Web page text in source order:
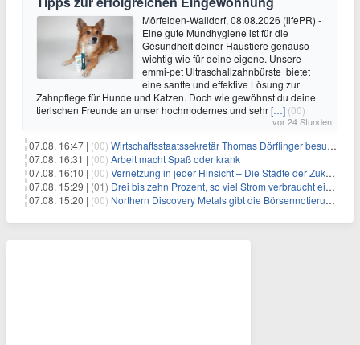
Mörfelden-Walldorf, 08.08.2026 (lifePR) -
Eine gute Mundhygiene ist für die
Gesundheit deiner Haustiere genauso
wichtig wie für deine eigene. Unsere
emmi-pet Ultraschallzahnbürste bietet
eine sanfte und effektive Lösung zur
Zahnpflege für Hunde und Katzen. Doch wie gewöhnst du deine
tierischen Freunde an unser hochmodernes und sehr[…] (00)
vor 24 Stunden
07.08. 16:47 | (00) Wirtschaftsstaatssekretär Thomas Dörflinger besucht Handwerksbetrieb im Kammerbezirk Freiburg
07.08. 16:31 | (00) Arbeit macht Spaß oder krank
07.08. 16:10 | (00) Vernetzung in jeder Hinsicht – Die Städte der Zukunft sind grün-blau
07.08. 15:29 | (01) Drei bis zehn Prozent, so viel Strom verbraucht ein Aufzug im Gebäude
07.08. 15:20 | (00) Northern Discovery Metals gibt die Börsennotierung an der Frankfurter Wertpapierbörse bekannt